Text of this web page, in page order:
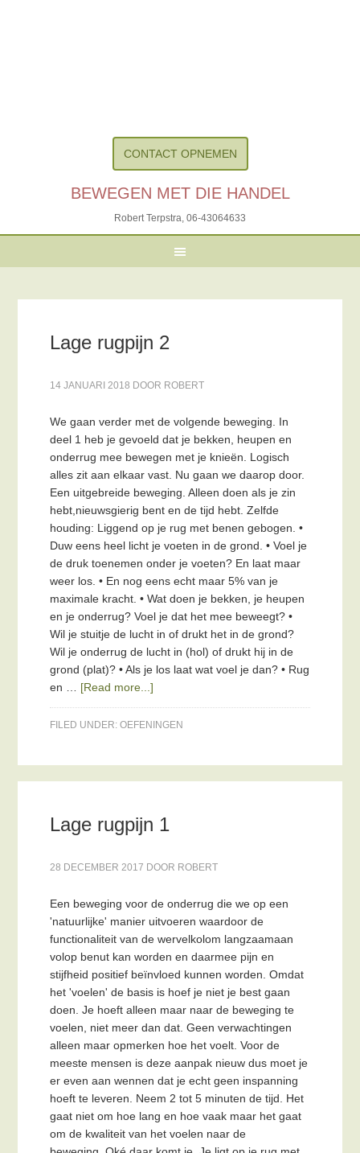
CONTACT OPNEMEN
BEWEGEN MET DIE HANDEL
Robert Terpstra, 06-43064633
Lage rugpijn 2
14 JANUARI 2018 DOOR ROBERT
We gaan verder met de volgende beweging. In
deel 1 heb je gevoeld dat je bekken, heupen en
onderrug mee bewegen met je knieën. Logisch
alles zit aan elkaar vast. Nu gaan we daarop door.
Een uitgebreide beweging. Alleen doen als je zin
hebt,nieuwsgierig bent en de tijd hebt. Zelfde
houding: Liggend op je rug met benen gebogen. •
Duw eens heel licht je voeten in de grond. • Voel je
de druk toenemen onder je voeten? En laat maar
weer los. • En nog eens echt maar 5% van je
maximale kracht. • Wat doen je bekken, je heupen
en je onderrug? Voel je dat het mee beweegt? •
Wil je stuitje de lucht in of drukt het in de grond?
Wil je onderrug de lucht in (hol) of drukt hij in de
grond (plat)? • Als je los laat wat voel je dan? • Rug
en … [Read more...]
FILED UNDER:OEFENINGEN
Lage rugpijn 1
28 DECEMBER 2017 DOOR ROBERT
Een beweging voor de onderrug die we op een
'natuurlijke' manier uitvoeren waardoor de
functionaliteit van de wervelkolom langzaamaan
volop benut kan worden en daarmee pijn en
stijfheid positief beïnvloed kunnen worden. Omdat
het 'voelen' de basis is hoef je niet je best gaan
doen. Je hoeft alleen maar naar de beweging te
voelen, niet meer dan dat. Geen verwachtingen
alleen maar opmerken hoe het voelt. Voor de
meeste mensen is deze aanpak nieuw dus moet je
er even aan wennen dat je echt geen inspanning
hoeft te leveren. Neem 2 tot 5 minuten de tijd. Het
gaat niet om hoe lang en hoe vaak maar het gaat
om de kwaliteit van het voelen naar de